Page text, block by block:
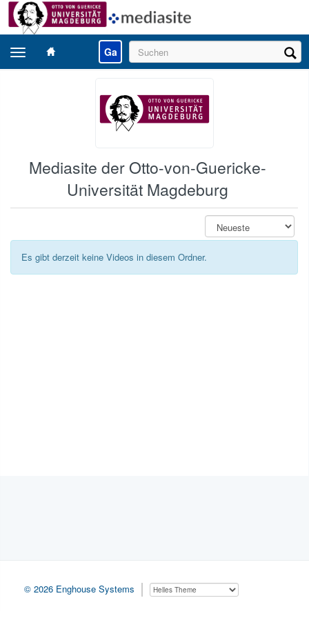
Navigation
Ga
Mediasite der Otto-von-Guericke-
Universität Magdeburg
Es gibt derzeit keine Videos in diesem Ordner.
© 2026 Enghouse Systems